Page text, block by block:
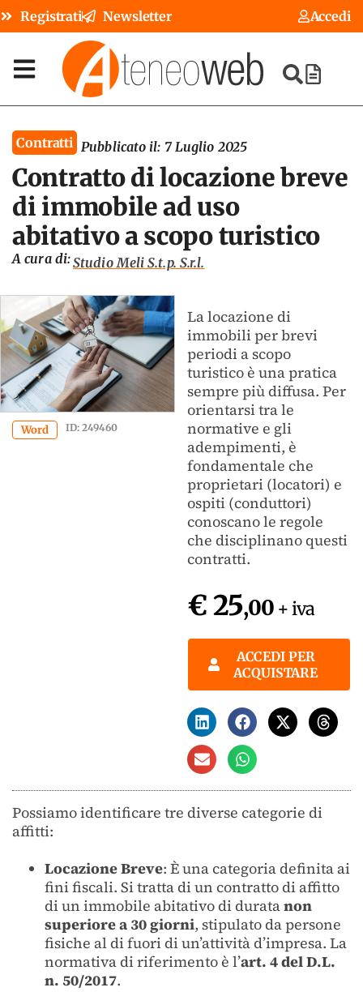
Registrati Newsletter Accedi
Contratti Pubblicato il: 7 Luglio 2025
Contratto di locazione breve
di immobile ad uso
abitativo a scopo turistico
A cura di:Studio Meli S.t.p. S.r.l.
Word ID: 249460
La locazione di
immobili per brevi
periodi a scopo
turistico è una pratica
sempre più diffusa. Per
orientarsi tra le
normative e gli
adempimenti, è
fondamentale che
proprietari (locatori) e
ospiti (conduttori)
conoscano le regole
che disciplinano questi
contratti.
€ 25,00 + iva
ACCEDI PER
ACQUISTARE
Possiamo identificare tre diverse categorie di
affitti:
Locazione Breve: È una categoria definita ai
fini fiscali. Si tratta di un contratto di affitto
di un immobile abitativo di duratanon
superiore a 30 giorni, stipulato da persone
fisiche al di fuori di un’attività d’impresa. La
normativa di riferimento è l’art. 4 del D.L.
n. 50/2017.